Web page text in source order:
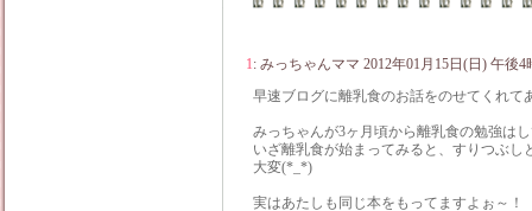
1: みっちゃんママ 2012年01月15日(日) 午後4
早速ブログに離乳食のお話をのせてくれて
みっちゃんが3ヶ月頃から離乳食の勉強は
いざ離乳食が始まってみると、すりつぶし
大変(*_*)
実はあたしも同じ本をもってますよぉ～！